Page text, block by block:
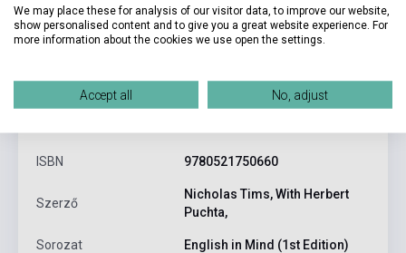
Termékjellemzők
ISBN 9780521750660
Szerző
Nicholas Tims, With Herbert
Puchta,
Sorozat English in Mind (1st Edition)
We may place these for analysis of our visitor data, to improve our website,
show personalised content and to give you a great website experience. For
more information about the cookies we use open the settings.
Accept all No, adjust